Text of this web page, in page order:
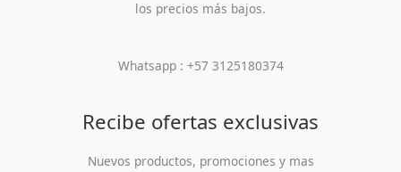
los precios más bajos.
Whatsapp : +57 3125180374
Recibe ofertas exclusivas
Nuevos productos, promociones y mas